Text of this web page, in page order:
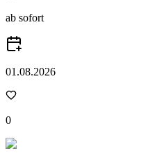
ab sofort
01.08.2026
0